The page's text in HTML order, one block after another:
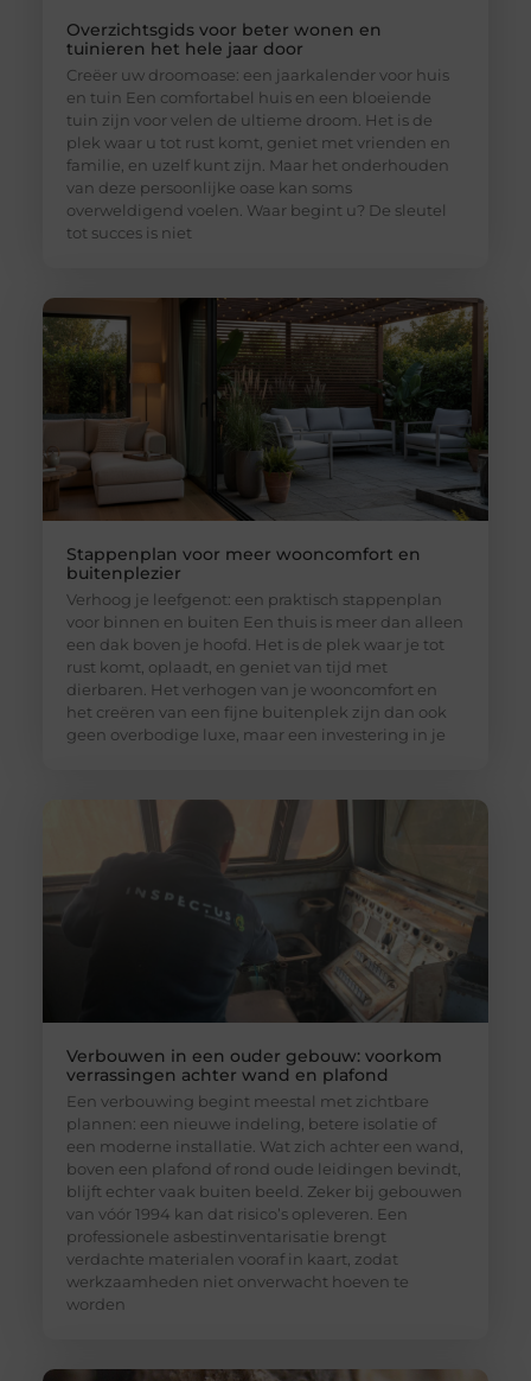
Overzichtsgids voor beter wonen en
tuinieren het hele jaar door
Creëer uw droomoase: een jaarkalender voor huis
en tuin Een comfortabel huis en een bloeiende
tuin zijn voor velen de ultieme droom. Het is de
plek waar u tot rust komt, geniet met vrienden en
familie, en uzelf kunt zijn. Maar het onderhouden
van deze persoonlijke oase kan soms
overweldigend voelen. Waar begint u? De sleutel
tot succes is niet
Stappenplan voor meer wooncomfort en
buitenplezier
Verhoog je leefgenot: een praktisch stappenplan
voor binnen en buiten Een thuis is meer dan alleen
een dak boven je hoofd. Het is de plek waar je tot
rust komt, oplaadt, en geniet van tijd met
dierbaren. Het verhogen van je wooncomfort en
het creëren van een fijne buitenplek zijn dan ook
geen overbodige luxe, maar een investering in je
Verbouwen in een ouder gebouw: voorkom
verrassingen achter wand en plafond
Een verbouwing begint meestal met zichtbare
plannen: een nieuwe indeling, betere isolatie of
een moderne installatie. Wat zich achter een wand,
boven een plafond of rond oude leidingen bevindt,
blijft echter vaak buiten beeld. Zeker bij gebouwen
van vóór 1994 kan dat risico’s opleveren. Een
professionele asbestinventarisatie brengt
verdachte materialen vooraf in kaart, zodat
werkzaamheden niet onverwacht hoeven te
worden